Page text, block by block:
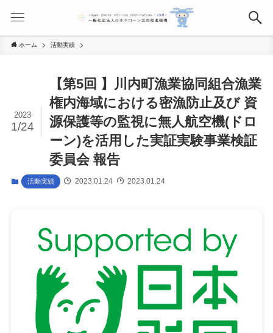
ホーム 活動実績
【第5回 】川内町漁業協同組合漁業
権内海域における密漁防止及び 資
源保護等の監視に無人航空機(ドロ
ーン)を活用した実証実験事業検証
委員会 報告
2023
1/24
活動実績 2023.01.24 2023.01.24